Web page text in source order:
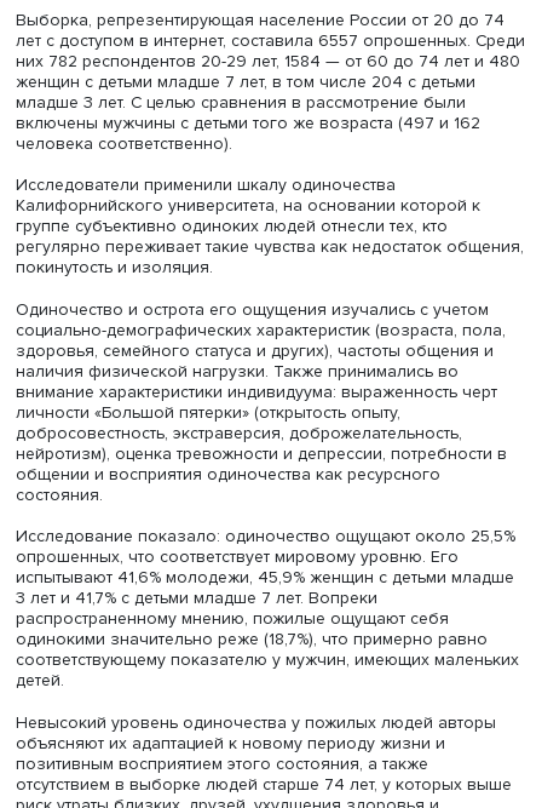
Дарья Стужук
Дарья Стужук уточнила, что в своей работе
стремились оценить распространенность субъективного
одиночества среди молодежи, пожилого населения и
с маленькими детьми в России и выявить факторы,
с его выраженностью в этих группах.
Выборка, репрезентирующая население России от 20
лет с доступом в интернет, составила 6557
женщин с детьми младше 7 лет, в том числе 204 с
младше 3 лет. С целью сравнения в рассмотрение были
включены мужчины с детьми того же возраста (497 и
человека соответственно).
Исследователи применили шкалу одиночества
Калифорнийского университета, на основании которой
регулярно переживает такие чувства как недостаток
покинутость и изоляция.
Одиночество и острота его ощущения изучались с